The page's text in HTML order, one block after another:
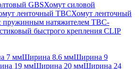
GBSХомут силовой
ленточный TBCХомут ленточный
пружинным натяжителем TBC-
быстрого крепления CLIP
7 ммШирина 8.6 ммШирина 9
19 ммШирина 20 ммШирина 24